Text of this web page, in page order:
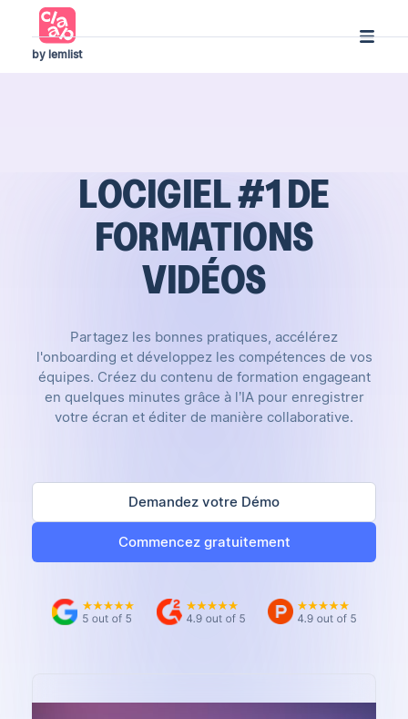
by lemlist
LOCIGIEL #1 DE
FORMATIONS
VIDÉOS
Partagez les bonnes pratiques, accélérez
l'onboarding et développez les compétences de vos
équipes. Créez du contenu de formation engageant
en quelques minutes grâce à l’IA pour enregistrer
votre écran et éditer de manière collaborative.
Commencez gratuitement
Demandez votre Démo